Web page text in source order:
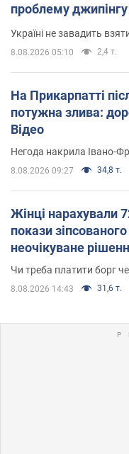
проблему
Україні не завадить
8.08.2026 05:10 2,4 т.
На Прикарпатті
потужна злива:
Відео
Негода накрила Івано-
8.08.2026 09:27 34,8 т.
Жінці нарахували
покази
неочікуване
Чи треба платити борг
8.08.2026 14:43 31,6 т.